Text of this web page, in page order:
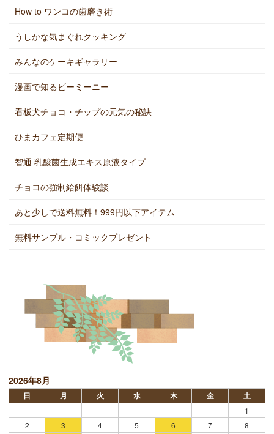
How to ワンコの歯磨き術
うしかな気まぐれクッキング
みんなのケーキギャラリー
漫画で知るビーミーニー
看板犬チョコ・チップの元気の秘訣
ひまカフェ定期便
智通 乳酸菌生成エキス原液タイプ
チョコの強制給餌体験談
あと少しで送料無料！999円以下アイテム
無料サンプル・コミックプレゼント
2026年8月
日 月 火 水 木 金 土
1
2
3 4 5 6 7
8